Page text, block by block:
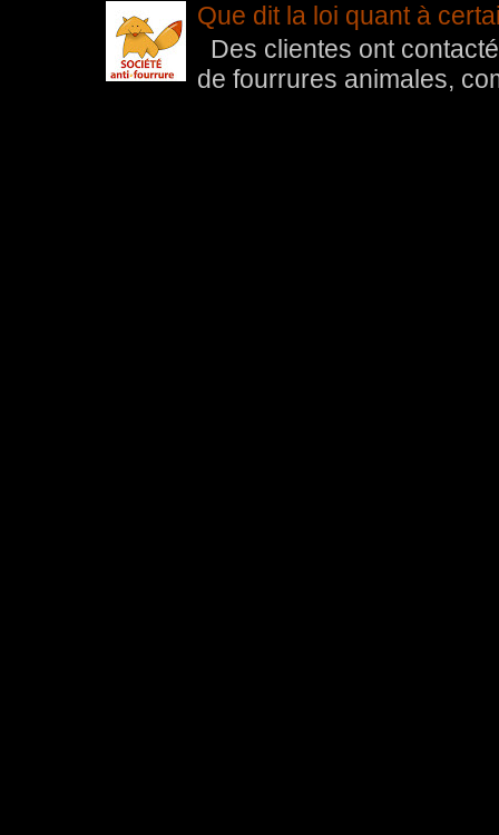
Que dit la loi quant à
Des clientes ont
de fourrures animales,